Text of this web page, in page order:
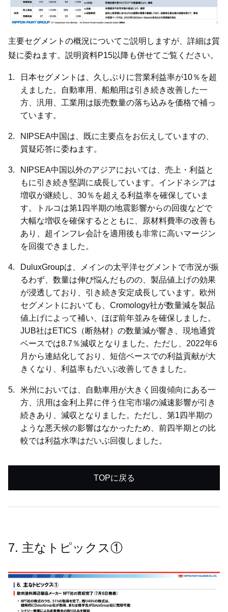
主要セグメントの概況についてご説明しますが、詳細は質
疑に委ねます。説明資料P15以降も併せてご覧ください。
日本セグメントは、久しぶりに営業利益率が10％を超
えました。自動車用、船舶用は引き続き改善した一
方、汎用、工業用は販売数量の落ち込みを価格で補っ
ています。
NIPSEA中国は、既に主要点をお伝えしていますの、
質疑応答に委ねます。
NIPSEA中国以外のアジアにおいては、売上・利益と
もに引き続き堅調に成長しています。インドネシアは
増収が継続し、30％を超える利益率を確保していま
す。トルコは第1四半期の地震影響からの回復などで
大幅な増収を確保するとともに、原材料費率の改善も
あり、超インフレ会計を適用後も非常に高いマージン
を回復できました。
DuluxGroupは、メインの太平洋セグメントで市況が振
るわず、数量は伸び悩んだものの、製品値上げの効果
が浸透しており、引き続き安定成長しています。欧州
セグメントにおいても、Cromology社が数量減を製品
値上げによって補い、ほぼ前年並みを確保しました。
JUB社はETICS（断熱材）の数量減が響き、現地通貨
ベースでは8.7％減収となりました。ただし、2022年6
月から連結化しており、短信ベースでの利益貢献が大
きくなり、利益率もだいぶ改善してきました。
米州においては、自動車用が大きく回復傾向にある一
方、汎用は金利上昇に伴う住宅市場の減速影響が引き
続きあり、減収となりました。ただし、第1四半期の
ような悪天候の影響はなかったため、前四半期との比
較では利益水準はだいぶ回復しました。
TOPに戻る
7. 主なトピックス①